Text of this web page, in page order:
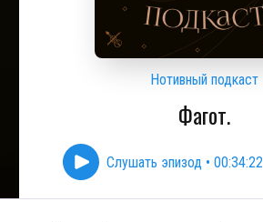
Нотивный подкаст
Фагот.
Слушать эпизод • 00:34:22